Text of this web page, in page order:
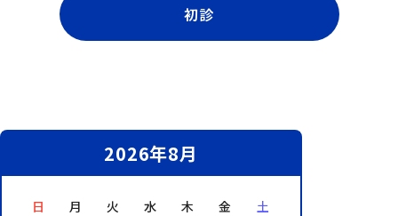
初診
2026年8月
日 月 火 水 木 金
土